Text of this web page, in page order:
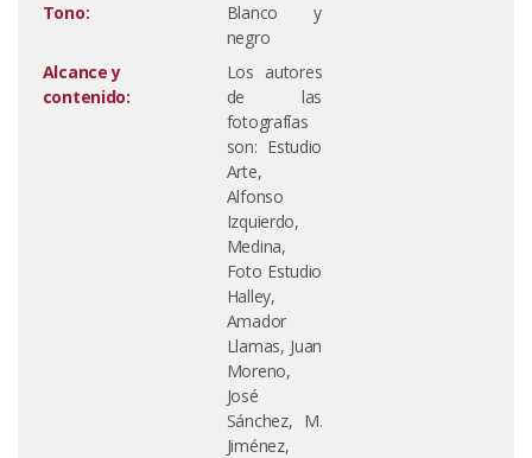
Tono:
Blanco y
negro
Alcance y
contenido:
Los autores
de las
fotografías
son: Estudio
Arte,
Alfonso
Izquierdo,
Medina,
Foto Estudio
Halley,
Amador
Llamas, Juan
Moreno,
José
Sánchez, M.
Jiménez,